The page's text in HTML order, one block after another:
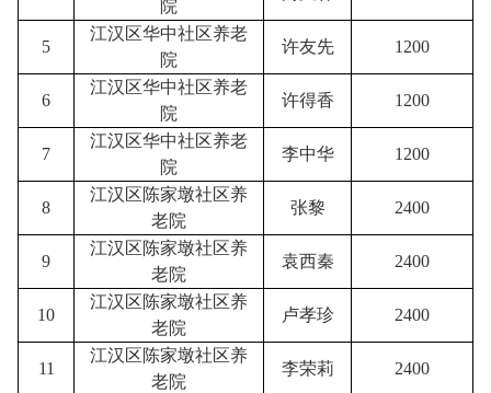
院
5
江汉区华中社区养老
院
许友先 1200
6
江汉区华中社区养老
院
许得香 1200
7
江汉区华中社区养老
院
李中华 1200
8
江汉区陈家墩社区养
老院
张黎 2400
9
江汉区陈家墩社区养
老院
袁西秦 2400
10
江汉区陈家墩社区养
老院
卢孝珍 2400
11
江汉区陈家墩社区养
老院
李荣莉 2400